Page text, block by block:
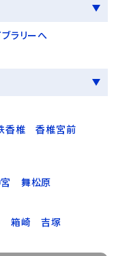
ラリーへ
香椎
香椎宮前
舞松原
箱崎 吉塚